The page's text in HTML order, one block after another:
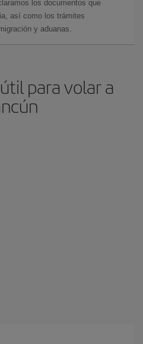
los documentos que
así como los trámites
y aduanas.
para volar a